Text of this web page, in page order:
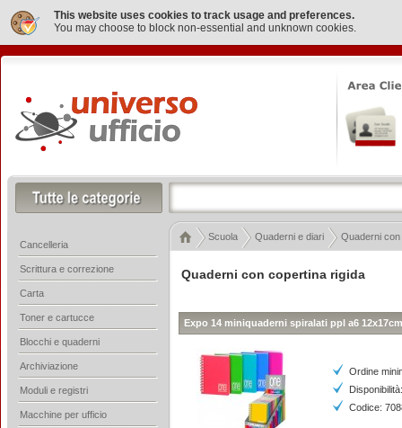
This website uses cookies to track usage and preferences.
You may choose to block non-essential and unknown cookies.
Quaderni con copertina rigida
Expo 14 miniquaderni spiralati ppl a6
Ordine
Codice:
Scuola Quaderni e diari Quaderni
Cancelleria
Scrittura e correzione
Carta
Toner e cartucce
Blocchi e quaderni
Archiviazione
Moduli e registri
Macchine per ufficio